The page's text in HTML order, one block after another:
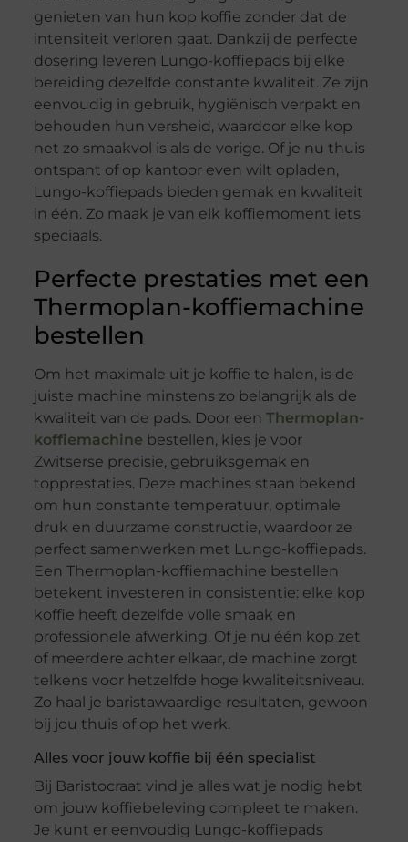
genieten van hun kop koffie zonder dat de
intensiteit verloren gaat. Dankzij de perfecte
dosering leveren Lungo-koffiepads bij elke
bereiding dezelfde constante kwaliteit. Ze zijn
eenvoudig in gebruik, hygiënisch verpakt en
behouden hun versheid, waardoor elke kop
net zo smaakvol is als de vorige. Of je nu thuis
ontspant of op kantoor even wilt opladen,
Lungo-koffiepads bieden gemak en kwaliteit
in één. Zo maak je van elk koffiemoment iets
speciaals.
Perfecte prestaties met een
Thermoplan-koffiemachine
bestellen
Om het maximale uit je koffie te halen, is de
juiste machine minstens zo belangrijk als de
kwaliteit van de pads. Door een Thermoplan-
koffiemachine bestellen, kies je voor
Zwitserse precisie, gebruiksgemak en
topprestaties. Deze machines staan bekend
om hun constante temperatuur, optimale
druk en duurzame constructie, waardoor ze
perfect samenwerken met Lungo-koffiepads.
Een Thermoplan-koffiemachine bestellen
betekent investeren in consistentie: elke kop
koffie heeft dezelfde volle smaak en
professionele afwerking. Of je nu één kop zet
of meerdere achter elkaar, de machine zorgt
telkens voor hetzelfde hoge kwaliteitsniveau.
Zo haal je baristawaardige resultaten, gewoon
bij jou thuis of op het werk.
Alles voor jouw koffie bij één specialist
Bij Baristocraat vind je alles wat je nodig hebt
om jouw koffiebeleving compleet te maken.
Je kunt er eenvoudig Lungo-koffiepads